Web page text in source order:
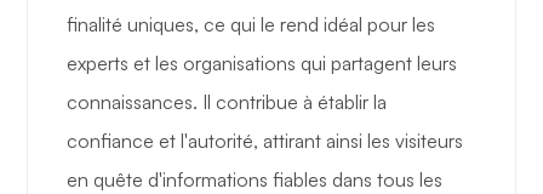
finalité uniques, ce qui le rend idéal pour les
experts et les organisations qui partagent leurs
connaissances. Il contribue à établir la
confiance et l'autorité, attirant ainsi les visiteurs
en quête d'informations fiables dans tous les